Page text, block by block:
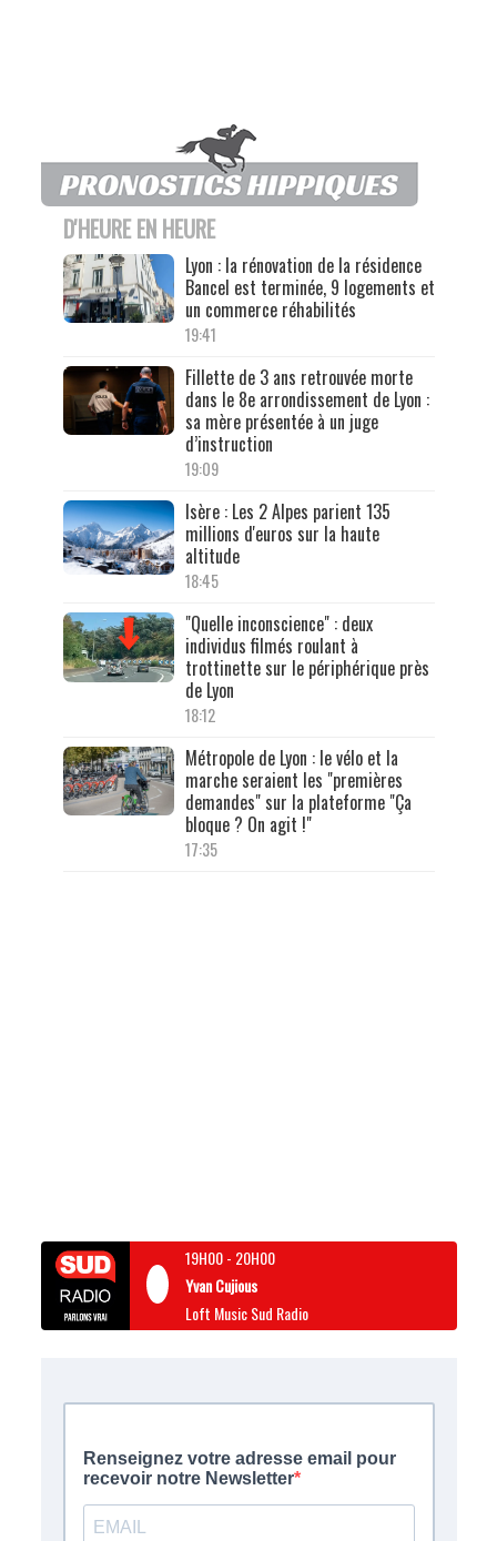
D'HEURE EN HEURE
Lyon : la rénovation de la résidence
Bancel est terminée, 9 logements et
un commerce réhabilités
19:41
Fillette de 3 ans retrouvée morte
dans le 8e arrondissement de Lyon :
sa mère présentée à un juge
d’instruction
19:09
Isère : Les 2 Alpes parient 135
millions d'euros sur la haute
altitude
18:45
"Quelle inconscience" : deux
individus filmés roulant à
trottinette sur le périphérique près
de Lyon
18:12
Métropole de Lyon : le vélo et la
marche seraient les "premières
demandes" sur la plateforme "Ça
bloque ? On agit !"
17:35
19H00- 20H00
Yvan Cujious
Loft Music Sud Radio